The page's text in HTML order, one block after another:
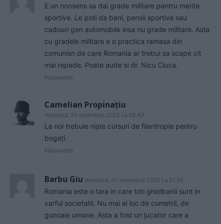
E un nonsens sa dai grade militare pentru merite
sportive. Le poti da bani, pensii sportive sau
cadouri gen automobile insa nu grade militare. Asta
cu gradele militare e o practica ramasa din
comunisn de care Romania ar trebui sa scape cit
mai repede. Poate aude si dr. Nicu Ciuca.
Răspundeți
Camelian Propinațiu
duminică, 20 noiembrie 2022 La 20.43
La noi trebuie niște cursuri de filantropie pentru
bogați.
Răspundeți
Barbu Giu duminică, 20 noiembrie 2022 La 21.05
Romania este o tara in care toti ghiolbanii sunt in
varful societatii. Nu mai ai loc de cumetrii, de
gunoaie umane. Asta a fost un jucator care a